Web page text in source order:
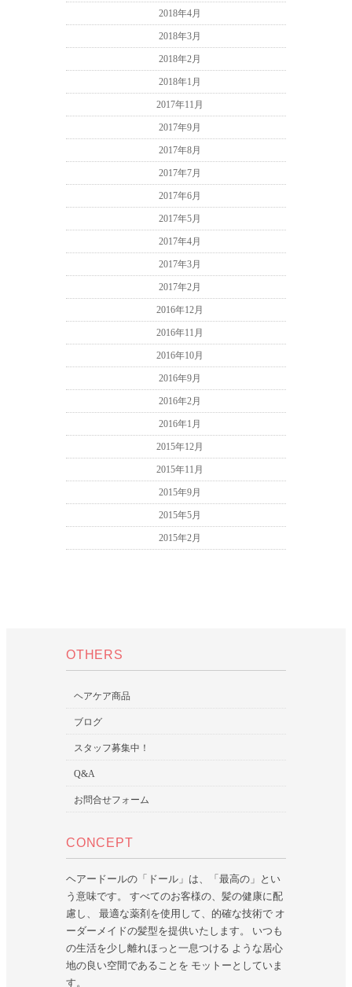
2018年4月
2018年3月
2018年2月
2018年1月
2017年11月
2017年9月
2017年8月
2017年7月
2017年6月
2017年5月
2017年4月
2017年3月
2017年2月
2016年12月
2016年11月
2016年10月
2016年9月
2016年2月
2016年1月
2015年12月
2015年11月
2015年9月
2015年5月
2015年2月
OTHERS
ヘアケア商品
ブログ
スタッフ募集中！
Q&A
お問合せフォーム
CONCEPT
ヘアードールの「ドール」は、「最高の」とい
う意味です。 すべてのお客様の、髪の健康に配
慮し、 最適な薬剤を使用して、的確な技術で オ
ーダーメイドの髪型を提供いたします。 いつも
の生活を少し離れほっと一息つける ような居心
地の良い空間であることを モットーとしていま
す。